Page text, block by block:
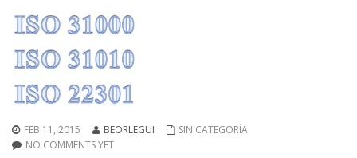
FEB 11, 2015 BEORLEGUI
SIN CATEGORÍA
NO COMMENTS YET